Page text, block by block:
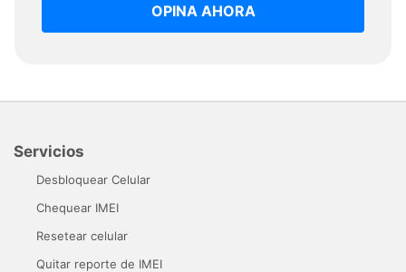
OPINA AHORA
Servicios
Desbloquear Celular
Chequear IMEI
Resetear celular
Quitar reporte de IMEI